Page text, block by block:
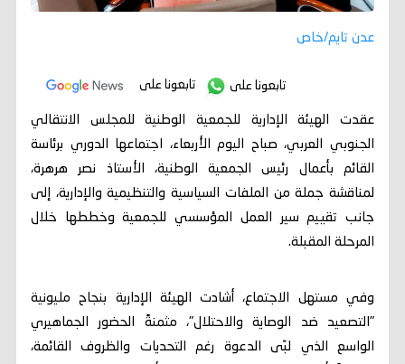
عدن تايم/خاص
تابعونا على تابعونا على
عقدت الهيئة الإدارية للجمعية الوطنية للمجلس الانتقالي
الجنوبي العربي، صباح اليوم الأربعاء، اجتماعها الدوري برئاسة
القائم بأعمال رئيس الجمعية الوطنية، الأستاذ نصر هرهرة،
لمناقشة جملة من الملفات السياسية والتنظيمية والإدارية، إلى
جانب تقييم سير العمل المؤسسي للجمعية وخططها خلال
المرحلة المقبلة.
وفي مستهل الاجتماع، أشادت الهيئة الإدارية بنجاح مليونية
"التصعيد ضد الوصاية والاحتلال"، مثمنةً الحضور الجماهيري
الواسع الذي لبّى الدعوة رغم التحديات والظروف القائمة،